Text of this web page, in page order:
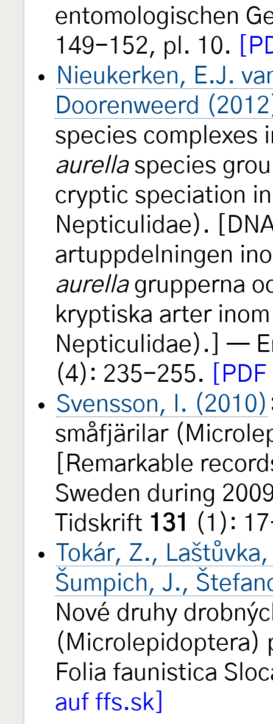
entomologischen
149-152, pl. 10.
Nieukerken, E.J.
Doorenweerd
species complexes
aurellaspecies
cryptic speciation
Nepticulidae).
artuppdelningen
aurellagrupperna
kryptiska arter
Nepticulidae).] —
(4): 235-255.
Svensson, I. (2010)
småfjärilar
[Remarkable
Sweden during
Tidskrift 131
(1):
Tokár, Z.,
Šumpich, J.,
Nové druhy
(Microlepidoptera)
Folia faunistica
auf ffs.sk]